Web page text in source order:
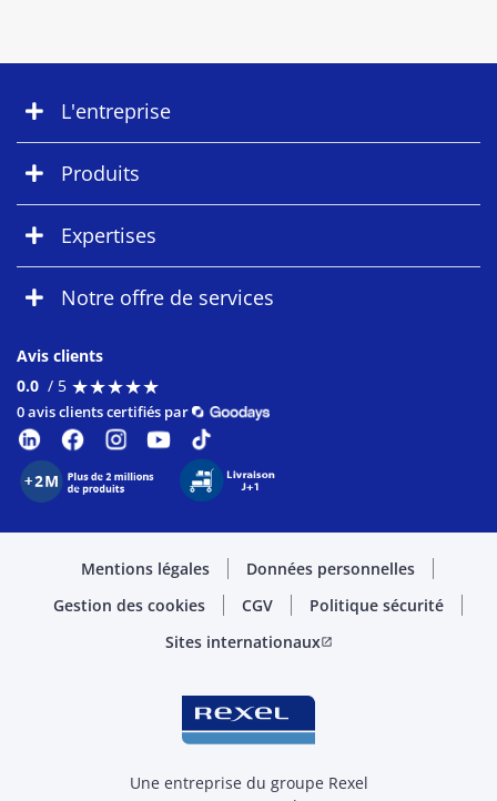
L'entreprise
Produits
Expertises
Notre offre de services
Avis clients
0.0 / 5 ★★★★★
★★★★★
0 avis clients certifiés par
Mentions légales
Données personnelles
Gestion des cookies
CGV
Politique sécurité
Sites internationauxopen_in_new
Une entreprise du groupe Rexel